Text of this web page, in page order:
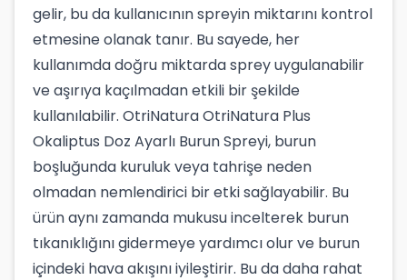
gelir, bu da kullanıcının spreyin miktarını kontrol
etmesine olanak tanır. Bu sayede, her
kullanımda doğru miktarda sprey uygulanabilir
ve aşırıya kaçılmadan etkili bir şekilde
kullanılabilir. OtriNatura OtriNatura Plus
Okaliptus Doz Ayarlı Burun Spreyi, burun
boşluğunda kuruluk veya tahrişe neden
olmadan nemlendirici bir etki sağlayabilir. Bu
ürün aynı zamanda mukusu incelterek burun
tıkanıklığını gidermeye yardımcı olur ve burun
içindeki hava akışını iyileştirir. Bu da daha rahat